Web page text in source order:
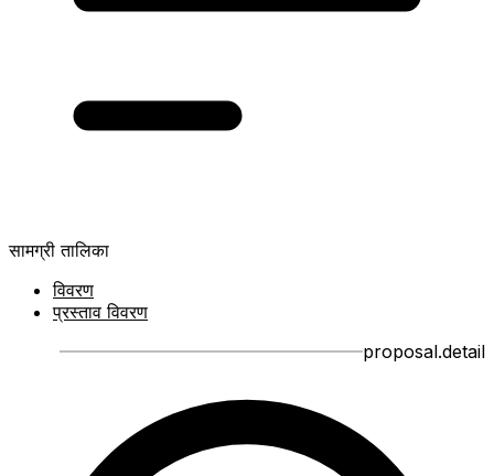
सामग्री तालिका
विवरण
प्रस्ताव विवरण
proposal.detail